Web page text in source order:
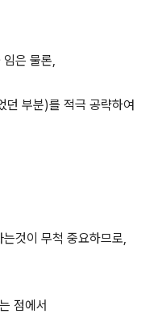
은 물론,
던 부분)를 적극 공략하여
것이 무척 중요하므로,
점에서